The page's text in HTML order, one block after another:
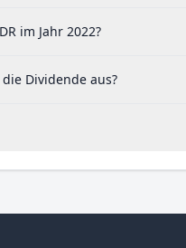
im Jahr 2022?
Dividende aus?